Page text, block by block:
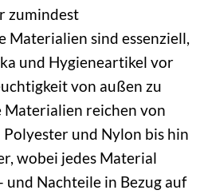
zumindest
Materialien sind essenziell,
und Hygieneartikel vor
von außen zu
Materialien reichen von
und Nylon bis hin
wobei jedes Material
und Nachteile in Bezug auf